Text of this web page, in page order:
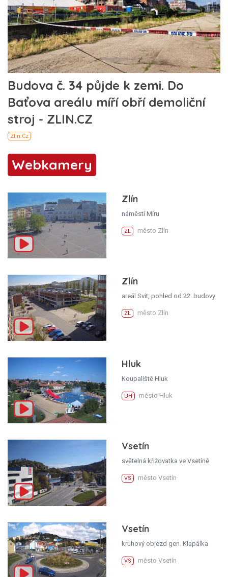
Webkamery
Zlín
náměstí Míru
ZL město Zlín
Zlín
areál Svit, pohled od 22. budovy
ZL město Zlín
Hluk
Koupaliště Hluk
UH město Hluk
Vsetín
světelná křižovatka ve Vsetíně
VS město Vsetín
Vsetín
kruhový objezd gen. Klapálka
VS město Vsetín